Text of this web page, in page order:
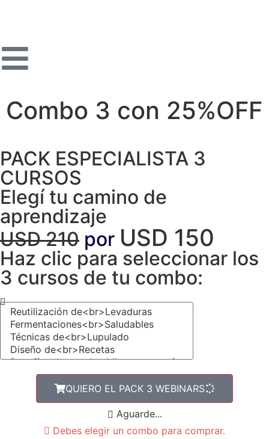
Combo 3 con 25%OFF
PACK ESPECIALISTA 3
CURSOS
Elegí tu camino de
aprendizaje
USD 210 por USD 150
Haz clic para seleccionar los
3 cursos de tu combo:
QUIERO EL PACK 3 WEBINARS
Aguarde...
Debes elegir un combo para comprar.